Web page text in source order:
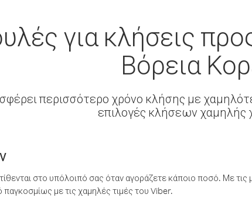
για κλήσεις
Βόρεια
περισσότερο χρόνο κλήσης με
επιλογές κλήσεων χαμηλής
στο υπόλοιπό σας όταν αγοράζετε κάποιο ποσό. Με τις
με τις χαμηλές τιμές του Viber.